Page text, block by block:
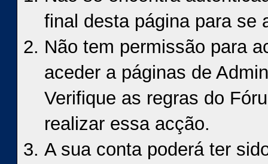
final desta página para se
Não tem permissão para
aceder a páginas de
Verifique as regras do
realizar essa acção.
A sua conta poderá ter